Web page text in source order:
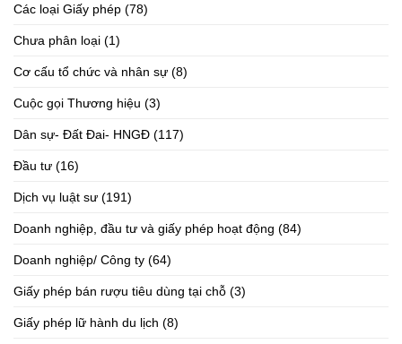
Các loại Giấy phép (78)
Chưa phân loại (1)
Cơ cấu tổ chức và nhân sự (8)
Cuộc gọi Thương hiệu (3)
Dân sự- Đất Đai- HNGĐ (117)
Đầu tư (16)
Dịch vụ luật sư (191)
Doanh nghiệp, đầu tư và giấy phép hoạt động (84)
Doanh nghiệp/ Công ty (64)
Giấy phép bán rượu tiêu dùng tại chỗ (3)
Giấy phép lữ hành du lịch (8)